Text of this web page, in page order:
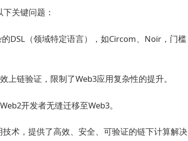
关键问题：
的DSL（领域特定语言），如Circom、Noir，门槛
上链验证，限制了Web3应用复杂性的提升。
开发者无缝迁移至Web3。
术，提供了高效、安全、可验证的链下计算解决